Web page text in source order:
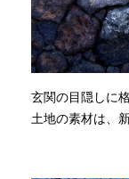
玄関の目隠しに
土地の素材は、